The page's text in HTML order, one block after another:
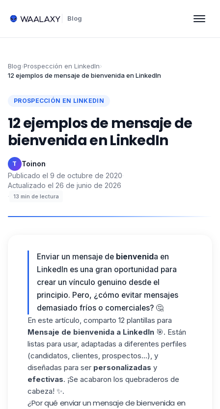
Blog
Blog›Prospección en LinkedIn›
12 ejemplos de mensaje de bienvenida en LinkedIn​
PROSPECCIÓN EN LINKEDIN
12 ejemplos de mensaje de
bienvenida en LinkedIn​
T Toinon·
Publicado el 9 de octubre de 2020·
Actualizado el 26 de junio de 2026
·
13 min de lectura
Enviar un mensaje de bienvenida en
LinkedIn es una gran oportunidad para
crear un vínculo genuino desde el
principio. Pero, ¿cómo evitar mensajes
demasiado fríos o comerciales? 🤔
En este artículo, comparto 12 plantillas para
Mensaje de bienvenida a LinkedIn 🎯. Están
listas para usar, adaptadas a diferentes perfiles
(candidatos, clientes, prospectos...), y
diseñadas para ser personalizadas y
efectivas. ¡Se acabaron los quebraderos de
cabeza! ✨.
¿Por qué enviar un mensaje de bienvenida en